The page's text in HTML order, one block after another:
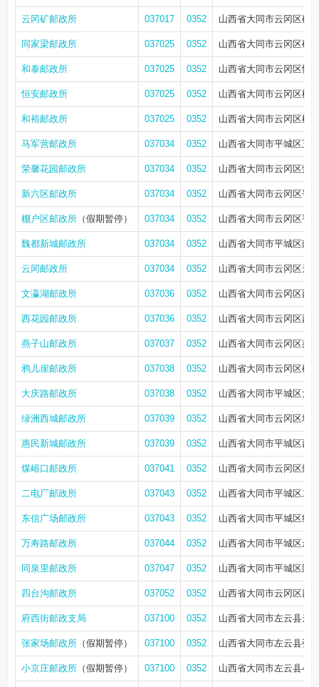
云冈矿邮政所 037017 0352 山西省大同市云冈区矿
同家梁邮政所 037025 0352 山西省大同市云冈区矿
和泰邮政所 037025 0352 山西省大同市云冈区恒
恒安邮政所 037025 0352 山西省大同市云冈区棚
和裕邮政所 037025 0352 山西省大同市云冈区棚
马军营邮政所 037034 0352 山西省大同市平城区五
荣馨花园邮政所 037034 0352 山西省大同市云冈区荣
新六区邮政所 037034 0352 山西省大同市云冈区平
棚户区邮政所 （假期暂停） 037034 0352 山西省大同市云冈区平
魏都新城邮政所 037034 0352 山西省大同市平城区南
云冈邮政所 037034 0352 山西省大同市云冈区云
文瀛湖邮政所 037036 0352 山西省大同市云冈区西
西花园邮政所 037036 0352 山西省大同市云冈区西
燕子山邮政所 037037 0352 山西省大同市云冈区燕
鸦儿崖邮政所 037038 0352 山西省大同市云冈区矿
大庆路邮政所 037038 0352 山西省大同市平城区大
绿洲西城邮政所 037039 0352 山西省大同市云冈区城
惠民新城邮政所 037039 0352 山西省大同市平城区西
煤峪口邮政所 037041 0352 山西省大同市云冈区煤
二电厂邮政所 037043 0352 山西省大同市平城区二
东信广场邮政所 037043 0352 山西省大同市平城区红
万寿路邮政所 037044 0352 山西省大同市平城区永
同泉里邮政所 037047 0352 山西省大同市平城区同
四台沟邮政所 037052 0352 山西省大同市云冈区四
府西街邮政支局 037100 0352 山西省大同市左云县云
张家场邮政所 （假期暂停） 037100 0352 山西省大同市左云县张
小京庄邮政所 （假期暂停） 037100 0352 山西省大同市左云县小